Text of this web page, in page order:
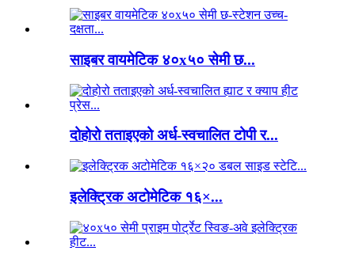
साइबर वायमेटिक ४०x५० सेमी छ...
दोहोरो तताइएको अर्ध-स्वचालित टोपी र...
इलेक्ट्रिक अटोमेटिक १६×...